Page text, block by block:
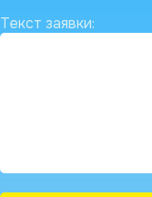
Текст заявки: